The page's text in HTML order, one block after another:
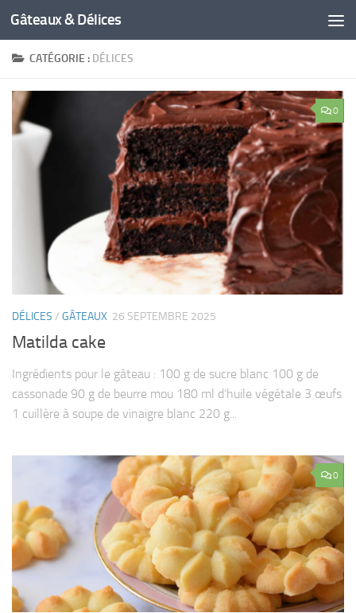
Gâteaux & Délices
CATÉGORIE : DÉLICES
0
DÉLICES / GÂTEAUX 26 SEPTEMBRE 2025
Matilda cake
Ingrédients pour le gâteau : 100 g de sucre blanc 100 g de
cassonade 90 g de beurre mou 180 ml d’huile végétale 3 œufs
1 cuillère à soupe de vinaigre blanc 220 g...
0